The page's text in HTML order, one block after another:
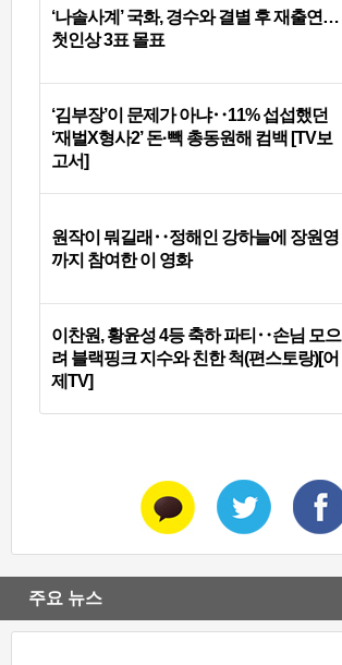
‘나솔사계’ 국화, 경수와 결별 후 재출연…
첫인상 3표 몰표
‘김부장’이 문제가 아냐‥11% 섭섭했던
‘재벌X형사2’ 돈·빽 총동원해 컴백 [TV보
고서]
원작이 뭐길래‥정해인 강하늘에 장원영
까지 참여한 이 영화
이찬원, 황윤성 4등 축하 파티‥손님 모으
려 블랙핑크 지수와 친한 척(편스토랑)[어
제TV]
주요 뉴스